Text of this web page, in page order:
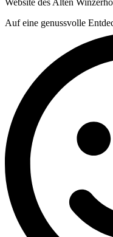
Auf eine genussvolle